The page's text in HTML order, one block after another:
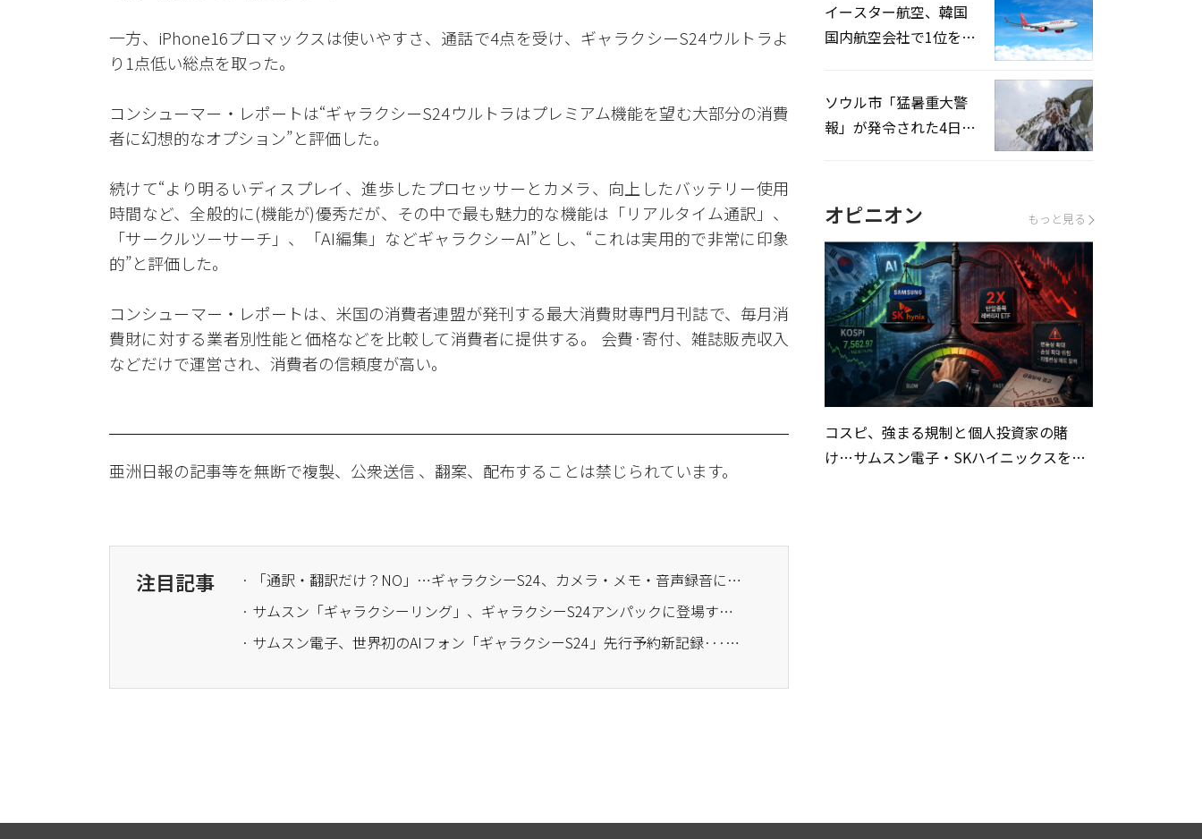
一方、iPhone16プロマックスは使いやすさ、通話で4点を受け、ギャラクシーS24ウルトラよ
り1点低い総点を取った。
コンシューマー・レポートは“ギャラクシーS24ウルトラはプレミアム機能を望む大部分の消費
者に幻想的なオプション”と評価した。
続けて“より明るいディスプレイ、進歩したプロセッサーとカメラ、向上したバッテリー使用
時間など、全般的に(機能が)優秀だが、その中で最も魅力的な機能は「リアルタイム通訳」、
「サークルツーサーチ」、「AI編集」などギャラクシーAI”とし、“これは実用的で非常に印象
的”と評価した。
コンシューマー・レポートは、米国の消費者連盟が発刊する最大消費財専門月刊誌で、毎月消
費財に対する業者別性能と価格などを比較して消費者に提供する。 会費·寄付、雑誌販売収入
などだけで運営され、消費者の信頼度が高い。
亜洲日報の記事等を無断で複製、公衆送信 、翻案、配布することは禁じられています。
注目記事
· 「通訳・翻訳だけ？NO」…ギャラクシーS24、カメラ・メモ・音声録音にも「AI」
· サムスン「ギャラクシーリング」、ギャラクシーS24アンパックに登場すると「1700人の嘆声」
· サムスン電子、世界初のAIフォン「ギャラクシーS24」先行予約新記録···7日間で121万台突破
イースター航空、韓国
国内航空会社で1位を記
ソウル市「猛暑重大警
報」が発令された4日、
オピニオン もっと見る
コスピ、強まる規制と個人投資家の賭
け…サムスン電子・SKハイニックスを巡